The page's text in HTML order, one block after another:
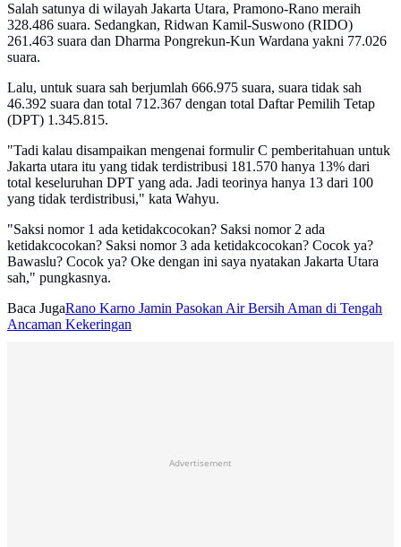
Salah satunya di wilayah Jakarta Utara, Pramono-Rano meraih
328.486 suara. Sedangkan, Ridwan Kamil-Suswono (RIDO)
261.463 suara dan Dharma Pongrekun-Kun Wardana yakni 77.026
suara.
Lalu, untuk suara sah berjumlah 666.975 suara, suara tidak sah
46.392 suara dan total 712.367 dengan total Daftar Pemilih Tetap
(DPT) 1.345.815.
"Tadi kalau disampaikan mengenai formulir C pemberitahuan untuk
Jakarta utara itu yang tidak terdistribusi 181.570 hanya 13% dari
total keseluruhan DPT yang ada. Jadi teorinya hanya 13 dari 100
yang tidak terdistribusi," kata Wahyu.
"Saksi nomor 1 ada ketidakcocokan? Saksi nomor 2 ada
ketidakcocokan? Saksi nomor 3 ada ketidakcocokan? Cocok ya?
Bawaslu? Cocok ya? Oke dengan ini saya nyatakan Jakarta Utara
sah," pungkasnya.
Baca JugaRano Karno Jamin Pasokan Air Bersih Aman di Tengah
Ancaman Kekeringan
Advertisement